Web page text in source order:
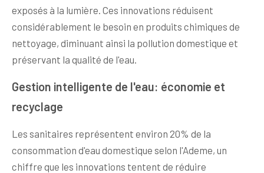
exposés à la lumière. Ces innovations réduisent
considérablement le besoin en produits chimiques de
nettoyage, diminuant ainsi la pollution domestique et
préservant la qualité de l'eau.
Gestion intelligente de l'eau: économie et
recyclage
Les sanitaires représentent environ 20% de la
consommation d'eau domestique selon l'Ademe, un
chiffre que les innovations tentent de réduire